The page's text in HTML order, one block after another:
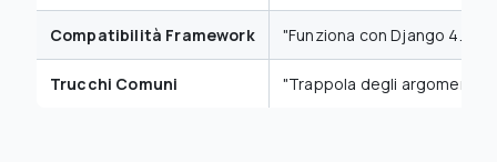
Compatibilità Framework "Funziona con Django 4.0+"
Trucchi Comuni "Trappola degli argomenti